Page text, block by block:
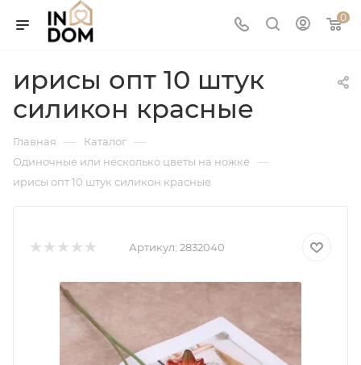
0
ирисы опт 10 штук
силикон красные
Главная — Каталог —
Одиночные или несколько цветы на ножке —
ирисы опт 10 штук силикон красные
Артикул: 2832040